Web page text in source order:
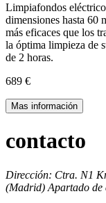
Limpiafondos
dimensiones hasta 60
más eficaces que los
la óptima limpieza de
de 2 horas.
689 €
Mas información
contacto
Dirección: Ctra. N1
(Madrid) Apartado de